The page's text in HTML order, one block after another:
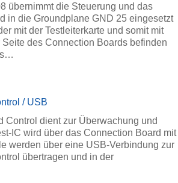
übernimmt die Steuerung und das
in die Groundplane GND 25 eingesetzt
mit der Testleiterkarte und somit mit
des Connection Boards befinden
/ USB
Control dient zur Überwachung und
IC wird über das Connection Board mit
werden über eine USB-Verbindung zur
übertragen und in der